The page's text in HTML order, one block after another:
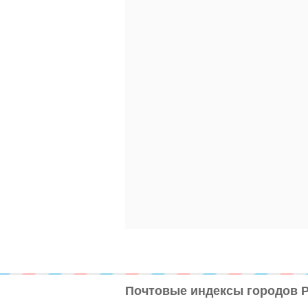
Почтовые индексы городов